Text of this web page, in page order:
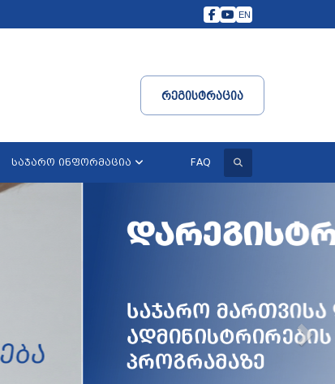
EN
Რეგისტრაცია
საჯარო ინფორმაცია FAQ
ძიება